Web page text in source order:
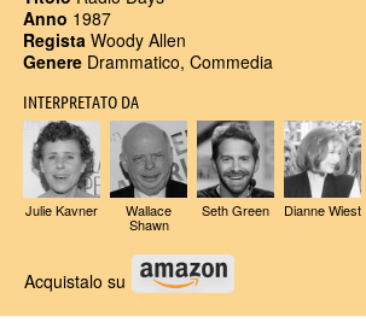
Anno 1987
Regista Woody Allen
Genere Drammatico, Commedia
INTERPRETATO DA
Julie Kavner Wallace
Shawn
Seth Green Dianne Wiest
Acquistalo su